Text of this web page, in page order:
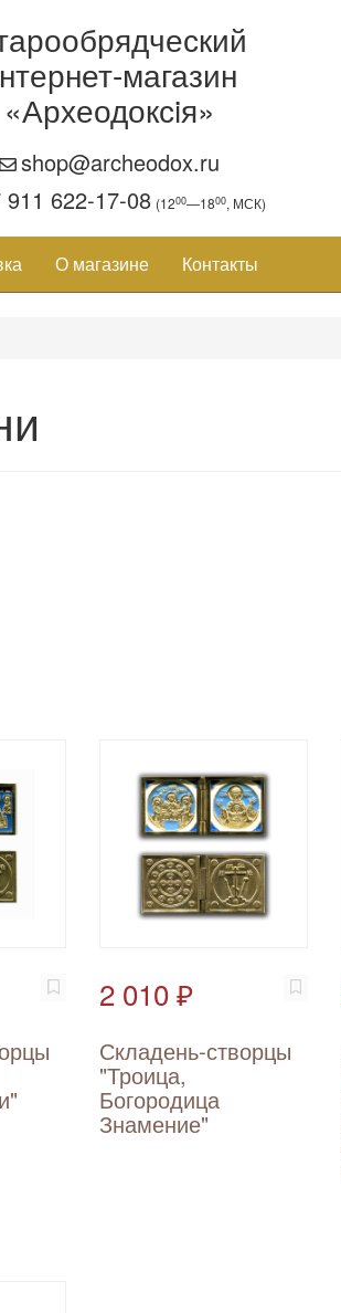
магазин
«Археодоксiя»
shop@archeodox.ru
911 622-17-08 (1200—1800, МСК)
О магазине Контакты
2 010 ₽
Складень-створцы
"Троица,
Богородица
Знамение"